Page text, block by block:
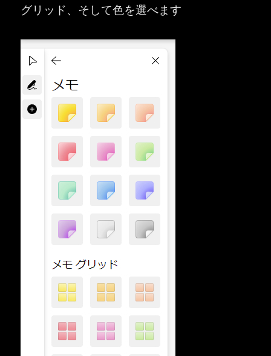
グリッド、そして色を選べます